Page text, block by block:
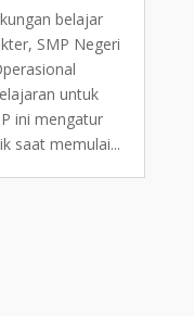
belajar
SMP Negeri
untuk
ini mengatur
saat memulai...